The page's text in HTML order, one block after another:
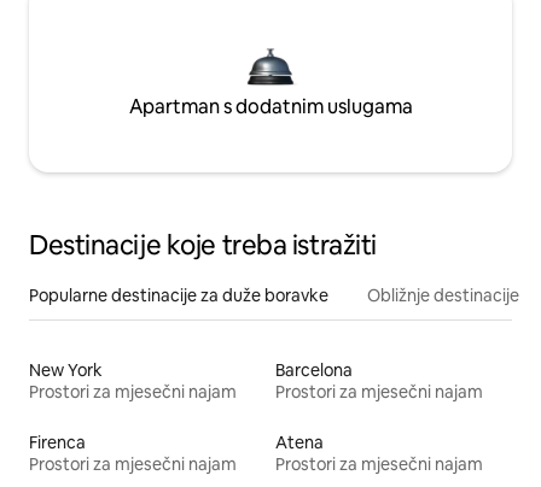
Apartman s dodatnim uslugama
Destinacije koje treba istražiti
Popularne destinacije za duže boravke Obližnje destinacije
New York
Prostori za mjesečni najam
Barcelona
Prostori za mjesečni najam
Firenca
Prostori za mjesečni najam
Atena
Prostori za mjesečni najam